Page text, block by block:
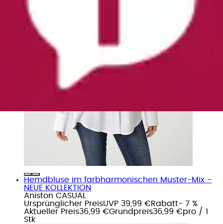
Hemdbluse im farbharmonischen Muster-Mix -
NEUE KOLLEKTION
Aniston CASUAL
Ursprünglicher PreisUVP 39,99 €Rabatt- 7 %
Aktueller Preis36,99 €Grundpreis36,99 €pro / 1
Stk